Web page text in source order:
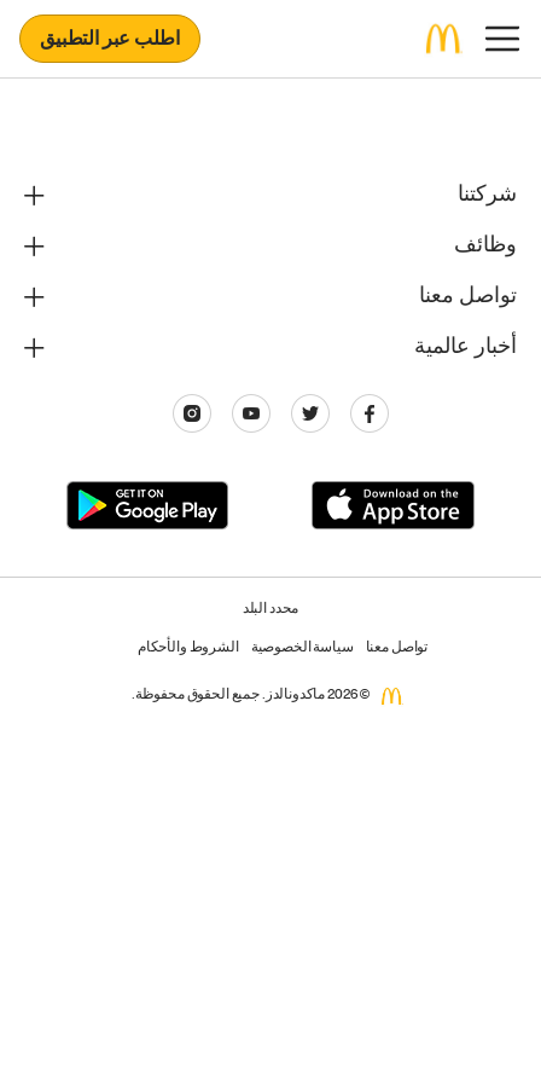
اطلب عبر التطبيق
شركتنا
وظائف
تواصل معنا
أخبار عالمية
محدد البلد
تواصل معنا سياسة الخصوصية الشروط والأحكام
© 2026 ماكدونالدز. جميع الحقوق محفوظة.